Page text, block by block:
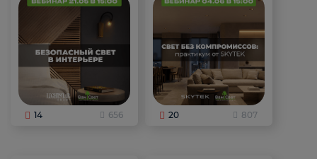
14 656 20 807